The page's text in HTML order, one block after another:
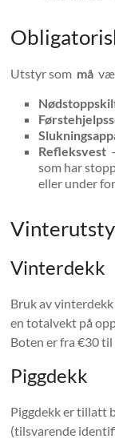
Utstyr som må
Refleksvest
som har
eller under
Vinterdekk
Bruk av
en totalvekt på
Boten er fra €30 til
Piggdekk
Piggdekk er tillatt
(tilsvarende